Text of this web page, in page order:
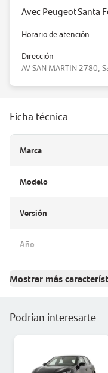
Avec Peugeot Santa
Horario de atención
Dirección
AV SAN MARTIN 2780,
Ficha técnica
Marca
Modelo
Versión
Año
Mostrar más
Podrían interesarte